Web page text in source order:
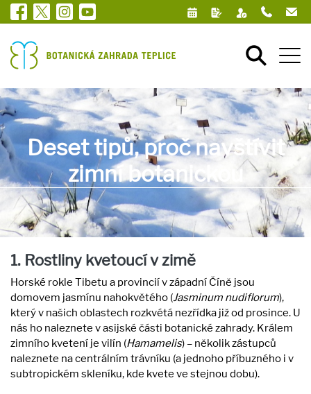
Deset tipů, proč navštívit
zimní botanickou
1. Rostliny kvetoucí v zimě
Horské rokle Tibetu a provincií v západní Číně jsou
domovem jasmínu nahokvětého (Jasminum nudiflorum),
který v našich oblastech rozkvétá nezřídka již od prosince. U
nás ho naleznete v asijské části botanické zahrady. Králem
zimního kvetení je vilín (Hamamelis) – několik zástupců
naleznete na centrálním trávníku (a jednoho příbuzného i v
subtropickém skleníku, kde kvete ve stejnou dobu).